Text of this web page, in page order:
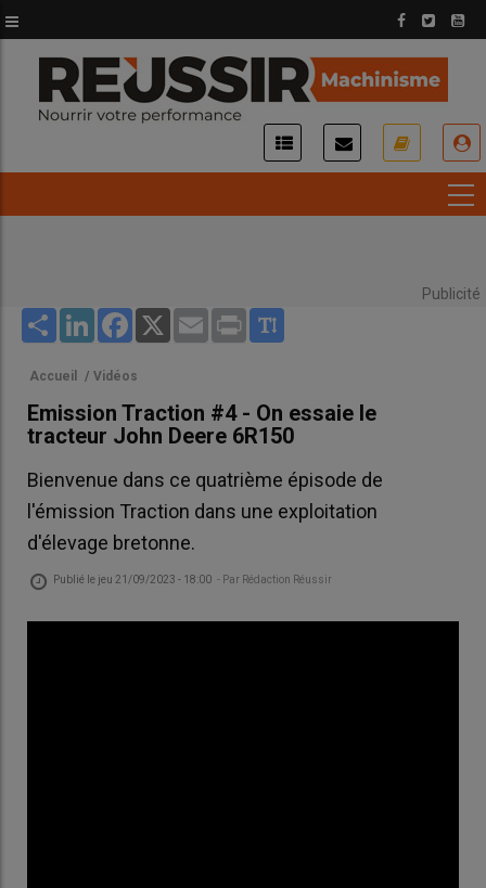
au
contenu
principal
Publicité
Share LinkedInFacebook
X Email Print
Accueil / Vidéos
Emission Traction #4 - On essaie le
tracteur John Deere 6R150
Bienvenue dans ce quatrième épisode de
l'émission Traction dans une exploitation
d'élevage bretonne.
Publié le jeu 21/09/2023 - 18:00 - Par Rédaction Réussir